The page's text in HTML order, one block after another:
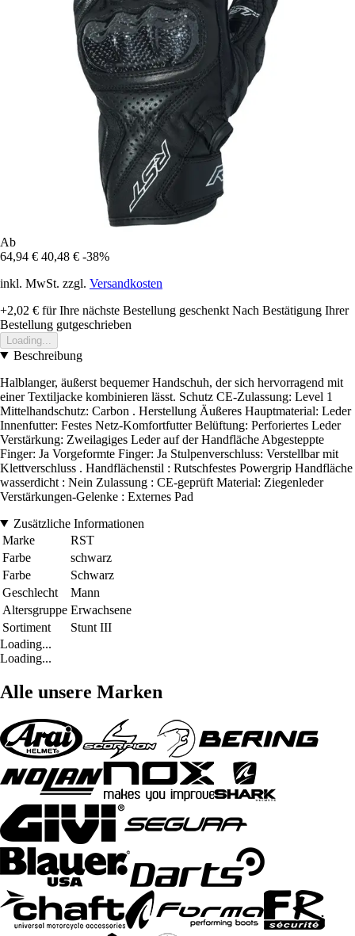
Ab
64,94 € 40,48 € -38%
inkl. MwSt. zzgl. Versandkosten
+2,02 € für Ihre nächste Bestellung geschenkt Nach Bestätigung Ihrer
Bestellung gutgeschrieben
Loading...
Beschreibung
Halblanger, äußerst bequemer Handschuh, der sich hervorragend mit
einer Textiljacke kombinieren lässt. Schutz CE-Zulassung: Level 1
Mittelhandschutz: Carbon . Herstellung Äußeres Hauptmaterial: Leder
Innenfutter: Festes Netz-Komfortfutter Belüftung: Perforiertes Leder
Verstärkung: Zweilagiges Leder auf der Handfläche Abgesteppte
Finger: Ja Vorgeformte Finger: Ja Stulpenverschluss: Verstellbar mit
Klettverschluss . Handflächenstil : Rutschfestes Powergrip Handfläche
wasserdicht : Nein Zulassung : CE-geprüft Material: Ziegenleder
Verstärkungen-Gelenke : Externes Pad
Zusätzliche Informationen
Marke
RST
Farbe
schwarz
Farbe
Schwarz
Geschlecht
Mann
Altersgruppe Erwachsene
Sortiment
Stunt III
Loading...
Loading...
Alle unsere Marken